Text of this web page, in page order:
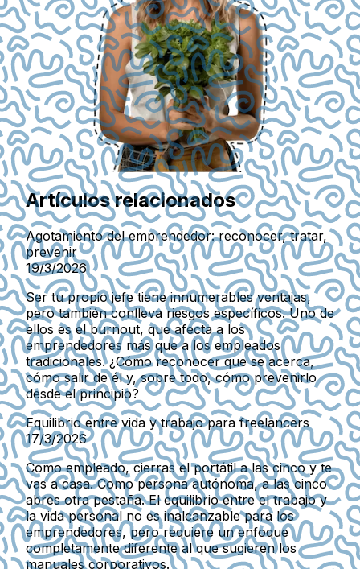
Artículos relacionados
Agotamiento del emprendedor: reconocer, tratar,
prevenir
19/3/2026
Ser tu propio jefe tiene innumerables ventajas,
pero también conlleva riesgos específicos. Uno de
ellos es el burnout, que afecta a los
emprendedores más que a los empleados
tradicionales. ¿Cómo reconocer que se acerca,
cómo salir de él y, sobre todo, cómo prevenirlo
desde el principio?
Equilibrio entre vida y trabajo para freelancers
17/3/2026
Como empleado, cierras el portátil a las cinco y te
vas a casa. Como persona autónoma, a las cinco
abres otra pestaña. El equilibrio entre el trabajo y
la vida personal no es inalcanzable para los
emprendedores, pero requiere un enfoque
completamente diferente al que sugieren los
manuales corporativos.